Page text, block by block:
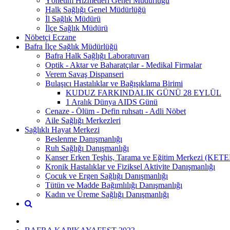
Halk Sağlığı Genel Müdürlüğü
İl Sağlık Müdürü
İlçe Sağlık Müdürü
Nöbetçi Eczane
Bafra İlçe Sağlık Müdürlüğü
Bafra Halk Sağlığı Laboratuvarı
Optik - Aktar ve Baharatçılar - Medikal Firmalar
Verem Savaş Dispanseri
Bulaşıcı Hastalıklar ve Bağışıklama Birimi
KUDUZ FARKINDALIK GÜNÜ 28 EYLÜL
1 Aralık Dünya AIDS Günü
Cenaze - Ölüm - Defin ruhsatı - Adli Nöbet
Aile Sağlığı Merkezleri
Sağlıklı Hayat Merkezi
Beslenme Danışmanlığı
Ruh Sağlığı Danışmanlığı
Kanser Erken Teşhis, Tarama ve Eğitim Merkezi
Kronik Hastalıklar ve Fiziksel Aktivite Danışmanlığı
Çocuk ve Ergen Sağlığı Danışmanlığı
Tütün ve Madde Bağımlılığı Danışmanlığı
Kadın ve Üreme Sağlığı Danışmanlığı